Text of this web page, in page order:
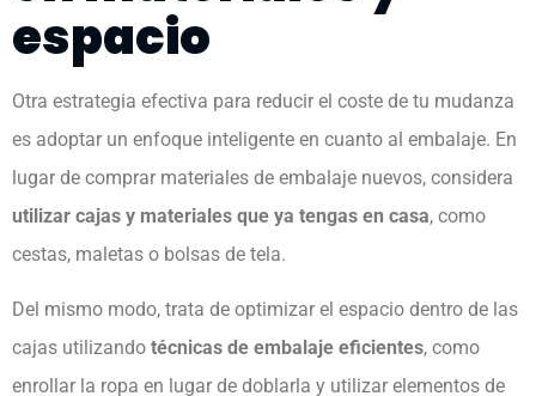
espacio
Otra estrategia efectiva para reducir el coste de tu mudanza
es adoptar un enfoque inteligente en cuanto al embalaje. En
lugar de comprar materiales de embalaje nuevos, considera
utilizar cajas y materiales que ya tengas en casa, como
cestas, maletas o bolsas de tela.
Del mismo modo, trata de optimizar el espacio dentro de las
cajas utilizando técnicas de embalaje eficientes, como
enrollar la ropa en lugar de doblarla y utilizar elementos de